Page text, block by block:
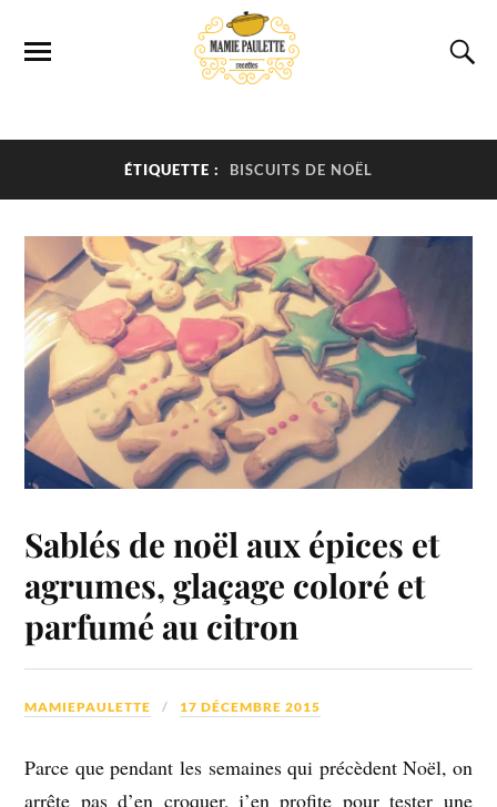
ÉTIQUETTE : BISCUITS DE NOËL
Sablés de noël aux épices et
agrumes, glaçage coloré et
parfumé au citron
MAMIEPAULETTE 17 DÉCEMBRE 2015
Parce que pendant les semaines qui précèdent Noël, on
arrête pas d’en croquer, j’en profite pour tester une